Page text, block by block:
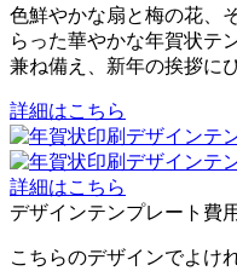
色鮮やかな扇と梅の花、
らった華やかな年賀状テ
兼ね備え、新年の挨拶に
詳細はこちら
詳細はこちら
デザインテンプレート費
こちらのデザインでよけ